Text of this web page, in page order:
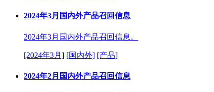
2024年3月国内外产品召回信息
2024年3月国内外产品召回信息。
[2024年3月] [国内外] [产品]
2024年2月国内外产品召回信息